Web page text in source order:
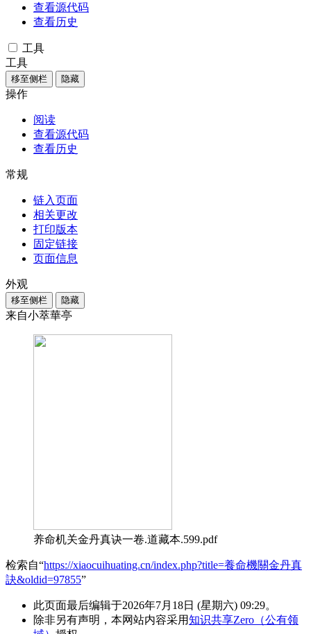
查看源代码
查看历史
工具
工具
移至侧栏 隐藏
操作
阅读
查看源代码
查看历史
常规
链入页面
相关更改
打印版本
固定链接
页面信息
外观
移至侧栏 隐藏
来自小萃華亭
养命机关金丹真诀一卷.道藏本.599.pdf
检索自“https://xiaocuihuating.cn/index.php?title=養命機關金丹真
訣&oldid=97855”
此页面最后编辑于2026年7月18日 (星期六) 09:29。
除非另有声明，本网站内容采用知识共享Zero（公有领